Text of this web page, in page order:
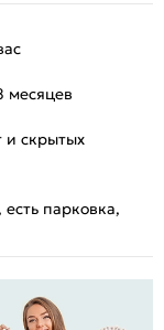
месяцев
и скрытых
парковка,